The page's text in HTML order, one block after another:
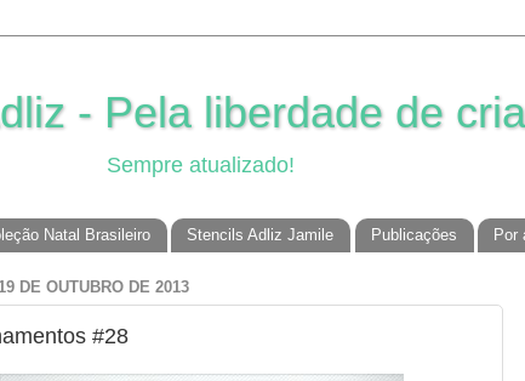
- Pela liberdade de
Sempre atualizado!
Natal Brasileiro Stencils Adliz Jamile Publicações Por
DE OUTUBRO DE 2013
#28